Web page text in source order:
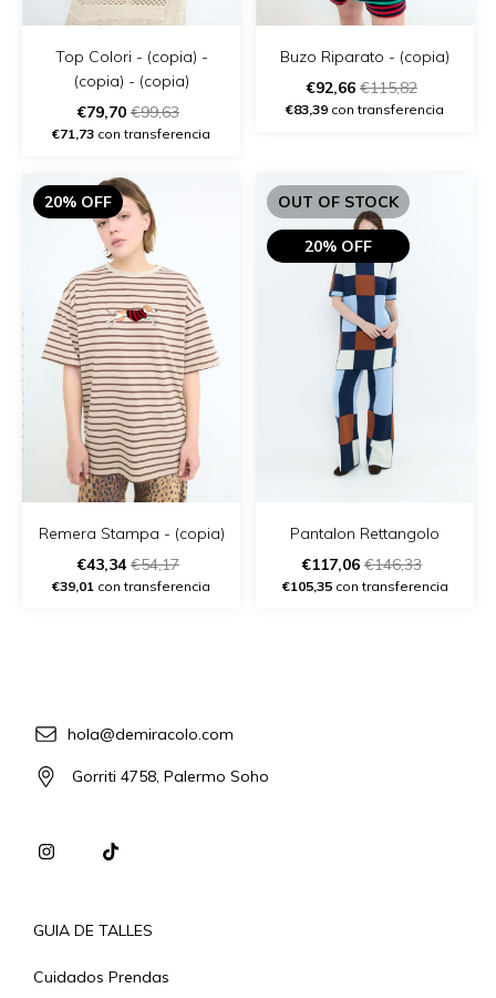
Top Colori - (copia) -
(copia) - (copia)
€79,70 €99,63
€71,73 con transferencia
Buzo Riparato - (copia)
€92,66 €115,82
€83,39 con transferencia
20% OFF
Remera Stampa - (copia)
€43,34€54,17
€39,01 con transferencia
OUT OF STOCK
20% OFF
Pantalon Rettangolo
€117,06 €146,33
€105,35con transferencia
hola@demiracolo.com
Gorriti 4758, Palermo Soho
GUIA DE TALLES
Cuidados Prendas